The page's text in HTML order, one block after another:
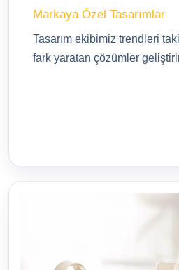
Markaya Özel Tasarımlar
Tasarım ekibimiz trendleri
fark yaratan çözümler